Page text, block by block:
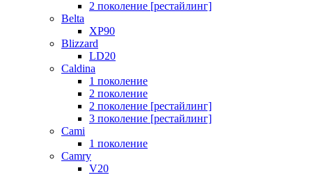
2 поколение [рестайлинг]
Belta
XP90
Blizzard
LD20
Caldina
1 поколение
2 поколение
2 поколение [рестайлинг]
3 поколение [рестайлинг]
Cami
1 поколение
Camry
V20